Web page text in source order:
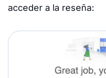
acceder a la reseña: